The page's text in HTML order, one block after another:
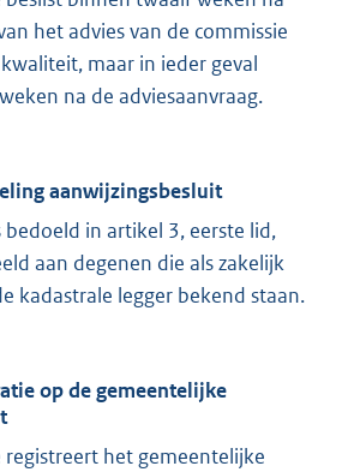
het advies van de commissie
maar in ieder geval
na de adviesaanvraag.
aanwijzingsbesluit
bedoeld in artikel 3, eerste lid,
aan degenen die als zakelijk
kadastrale legger bekend staan.
op de gemeentelijke
registreert het gemeentelijke